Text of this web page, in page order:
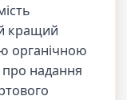
кращий
органічною
надання